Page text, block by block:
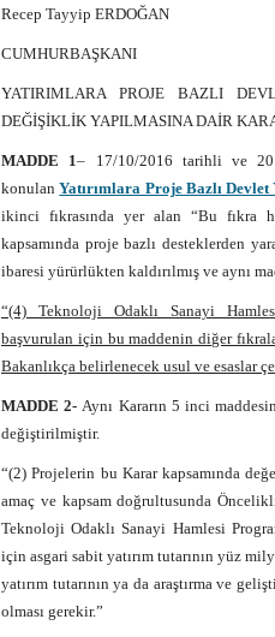
Recep Tayyip ERDOĞAN
CUMHURBAŞKANI
YATIRIMLARA PROJE BAZLI
DEĞİŞİKLİK YAPILMASINA DAİR
MADDE 1– 17/10/2016 tarihli ve
konulanYatırımlara Proje Bazlı
ikinci fıkrasında yer alan “Bu fıkra
kapsamında proje bazlı desteklerden
ibaresi yürürlükten kaldırılmış ve aynı
“(4) Teknoloji Odaklı Sanayi
başvurulan için bu maddenin diğer
Bakanlıkça belirlenecek usul ve esaslar
MADDE 2- Aynı Kararın 5 inci
değiştirilmiştir.
“(2) Projelerin bu Karar kapsamında
amaç ve kapsam doğrultusunda
Teknoloji Odaklı Sanayi Hamlesi
için asgari sabit yatırım tutarının yüz
yatırım tutarının ya da araştırma ve
olması gerekir.”